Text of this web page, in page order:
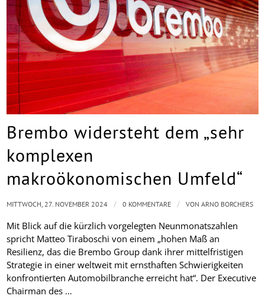
Brembo widersteht dem „sehr
komplexen
makroökonomischen Umfeld“
Mit Blick auf die kürzlich vorgelegten Neunmonatszahlen
spricht Matteo Tiraboschi von einem „hohen Maß an
Resilienz, das die Brembo Group dank ihrer mittelfristigen
Strategie in einer weltweit mit ernsthaften Schwierigkeiten
konfrontierten Automobilbranche erreicht hat“. Der Executive
Chairman des …
MITTWOCH, 27. NOVEMBER 2024 / 0 KOMMENTARE / VONARNO BORCHERS